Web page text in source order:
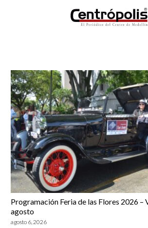
Programación Feria de las Flores 2026 –
agosto
agosto 6, 2026